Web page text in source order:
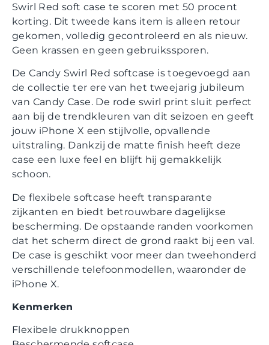
Swirl Red soft case te scoren met 50 procent
korting. Dit tweede kans item is alleen retour
gekomen, volledig gecontroleerd en als nieuw.
Geen krassen en geen gebruikssporen.
De Candy Swirl Red softcase is toegevoegd aan
de collectie ter ere van het tweejarig jubileum
van Candy Case. De rode swirl print sluit perfect
aan bij de trendkleuren van dit seizoen en geeft
jouw iPhone X een stijlvolle, opvallende
uitstraling. Dankzij de matte finish heeft deze
case een luxe feel en blijft hij gemakkelijk
schoon.
De flexibele softcase heeft transparante
zijkanten en biedt betrouwbare dagelijkse
bescherming. De opstaande randen voorkomen
dat het scherm direct de grond raakt bij een val.
De case is geschikt voor meer dan tweehonderd
verschillende telefoonmodellen, waaronder de
iPhone X.
Kenmerken
Flexibele drukknoppen